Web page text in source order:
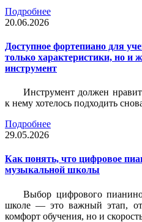
Подробнее
20.06.2026
Доступное фортепиано для
только характеристики, но и
инструмент
Инструмент должен
к нему хотелось подходить
Подробнее
29.05.2026
Как понять, что цифровое
музыкальной школы
Выбор цифрового
школе — это важный этап, от
комфорт обучения, но и